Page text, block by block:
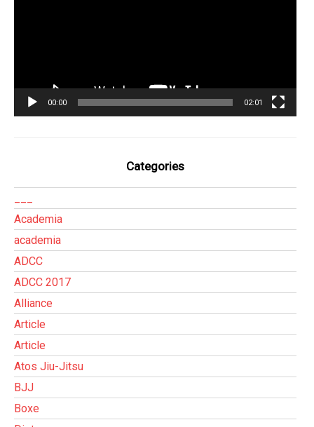
00:00 02:01
Categories
Academia
academia
ADCC
ADCC 2017
Alliance
Article
Article
Atos Jiu-Jitsu
BJJ
Boxe